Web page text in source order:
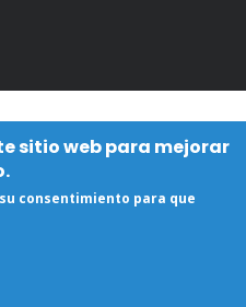
sitio web para mejorar
consentimiento para que